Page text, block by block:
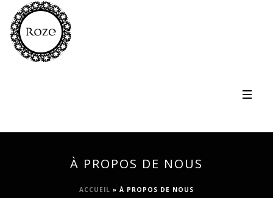
À PROPOS DE NOUS
ACCUEIL » À PROPOS DE NOUS